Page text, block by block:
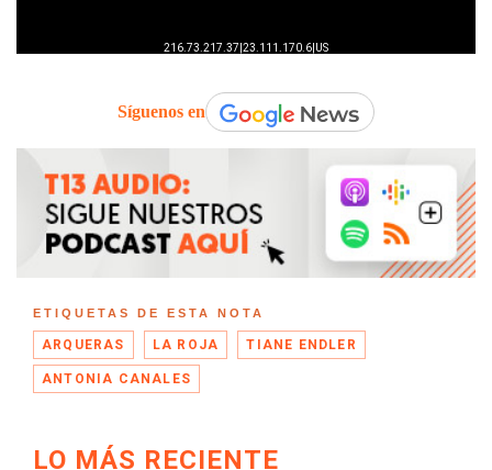
Síguenos en
ETIQUETAS DE ESTA NOTA
ARQUERAS LA ROJA TIANE ENDLER
ANTONIA CANALES
LO MÁS RECIENTE